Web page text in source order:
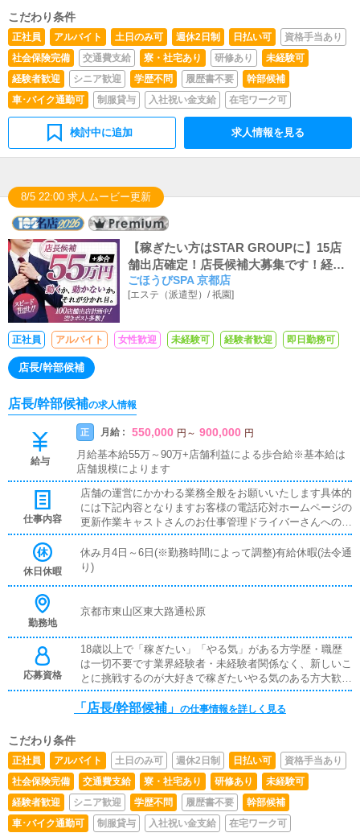
の管理✨チームで協力しながらお店を運営していきます🌈
上下関係が厳しすぎない雰囲気です😊🎉✨イベント企画✨
「こんなイベントどうかな？」アイデア大歓迎💡自分の意
見が形になるやりがいある仕事です✨🏬✨新規店舗開発✨
将来につながる大きなチャレンジも可能🚀成長したい方に
ピッタリです🌟――――――――――――🔰未経験の方へ
🔰――――――――――――最初から全部できなくてOK
🙆‍♂️できる事から少しずつ覚えていけます🔰優しい先輩が
しっかりフォロー😊安心して一歩踏み出してください🌸
迎📚✨勤務時間や出勤日の相談もOK🕒学校やプライベー
トと両立しながら無理なく働けます🍀🚗✨ドライバー希望
の方✨🚗年齢制限はありません🙆‍♂️幅広く募集しておりま
す🌈
こだわり条件
正社員 アルバイト 土日のみ可 週休2日制 日払い可
資格手当あり
社会保険完備
交通費支給 寮・社宅あり 研修あり
未経験可
経験者歓迎
シニア歓迎 学歴不問 履歴書不要
幹部候補
車･バイク通勤可
制服貸与 入社祝い金支給 在宅ワーク可
検討中に追加 求人情報を見る
8/5 22:00 求人ムービー更新
【稼ぎたい方はSTAR GROUPに】15店
舗出店確定！店長候補大募集です！経験
により店長スタートも、未経験でも3ヶ月
で店長に昇格可能です！
ごほうびSPA 京都店
[エステ（派遣型）/祇園]
正社員 アルバイト 女性歓迎 未経験可 経験者歓迎 即日勤務可
店長/幹部候補
店長/幹部候補の求人情報
給与
正 月給 : 550,000 円 ～ 900,000 円
月給基本給55万～90万+店舗利益による歩合給※基本給は
店舗規模によります
仕事内容
店舗の運営にかかわる業務全般をお願いいたします具体的
には下記内容となりますお客様の電話応対ホームページの
更新作業キャストさんのお仕事管理ドライバーさんへの業
務連絡スタッフ教育面接対応
休日休暇
休み月4日～6日(※勤務時間によって調整)有給休暇(法令通
り)
勤務地
京都市東山区東大路通松原
応募資格
18歳以上で「稼ぎたい」「やる気」がある方学歴・職歴
は一切不要です業界経験者・未経験者関係なく、新しいこ
とに挑戦するのが大好きで稼ぎたいやる気のある方大歓迎
です先輩スタッフが丁寧にレクチャーしますので、やる気
さえあればすぐに昇格可能です※従業員雇用契約、業務委
「店長/幹部候補」 の仕事情報を詳しく見る
こだわり条件
正社員 アルバイト 土日のみ可 週休2日制 日払い可
資格手当あり
社会保険完備
交通費支給 寮・社宅あり 研修あり
未経験可
経験者歓迎
シニア歓迎 学歴不問 履歴書不要
幹部候補
車･バイク通勤可
制服貸与 入社祝い金支給 在宅ワーク可